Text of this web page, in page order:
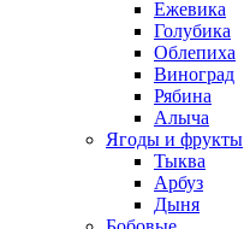
Ежевика
Голубика
Облепиха
Виноград
Рябина
Алыча
Ягоды и фрукты
Тыква
Арбуз
Дыня